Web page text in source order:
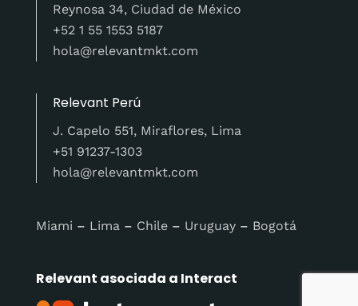
Reynosa 34, Ciudad de México
+52 1 55 1553 5187
hola@relevantmkt.com
Relevant Perú
J. Capelo 551, Miraflores, Lima
+51 91237-1303
hola@relevantmkt.com
Relevant asociada a Interact
Miami – Lima – Chile– Uruguay– Bogotá